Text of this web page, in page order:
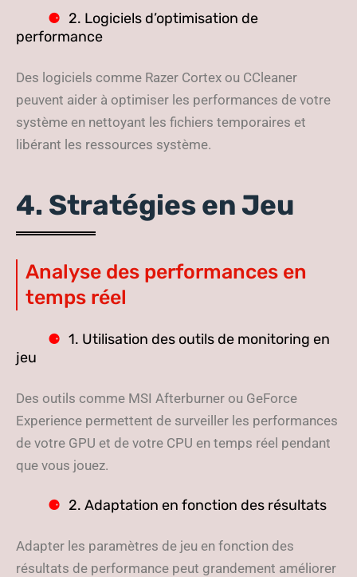
2. Logiciels d’optimisation de
performance
Des logiciels comme Razer Cortex ou CCleaner
peuvent aider à optimiser les performances de votre
système en nettoyant les fichiers temporaires et
libérant les ressources système.
4. Stratégies en Jeu
Analyse des performances en
temps réel
1. Utilisation des outils de monitoring en
jeu
Des outils comme MSI Afterburner ou GeForce
Experience permettent de surveiller les performances
de votre GPU et de votre CPU en temps réel pendant
que vous jouez.
2. Adaptation en fonction des résultats
Adapter les paramètres de jeu en fonction des
résultats de performance peut grandement améliorer